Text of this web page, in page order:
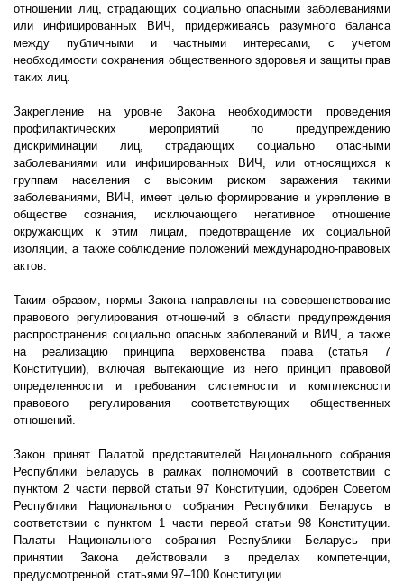
отношении лиц, страдающих социально опасными заболеваниями
или инфицированных ВИЧ, придерживаясь разумного баланса
между публичными и частными интересами, с учетом
необходимости сохранения общественного здоровья и защиты прав
таких лиц.
Закрепление на уровне Закона необходимости проведения
профилактических мероприятий по предупреждению
дискриминации лиц, страдающих социально опасными
заболеваниями или инфицированных ВИЧ, или относящихся к
группам населения с высоким риском заражения такими
заболеваниями, ВИЧ, имеет целью формирование и укрепление в
обществе сознания, исключающего негативное отношение
окружающих к этим лицам, предотвращение их социальной
изоляции, а также соблюдение положений международно-правовых
актов.
Таким образом, нормы Закона направлены на совершенствование
правового регулирования отношений в области предупреждения
распространения социально опасных заболеваний и ВИЧ, а также
на реализацию принципа верховенства права (статья 7
Конституции), включая вытекающие из него принцип правовой
определенности и требования системности и комплексности
правового регулирования соответствующих общественных
отношений.
Закон принят Палатой представителей Национального собрания
Республики Беларусь в рамках полномочий в соответствии с
пунктом 2 части первой статьи 97 Конституции, одобрен Советом
Республики Национального собрания Республики Беларусь в
соответствии с пунктом 1 части первой статьи 98 Конституции.
Палаты Национального собрания Республики Беларусь при
принятии Закона действовали в пределах компетенции,
предусмотренной статьями 97–100 Конституции.